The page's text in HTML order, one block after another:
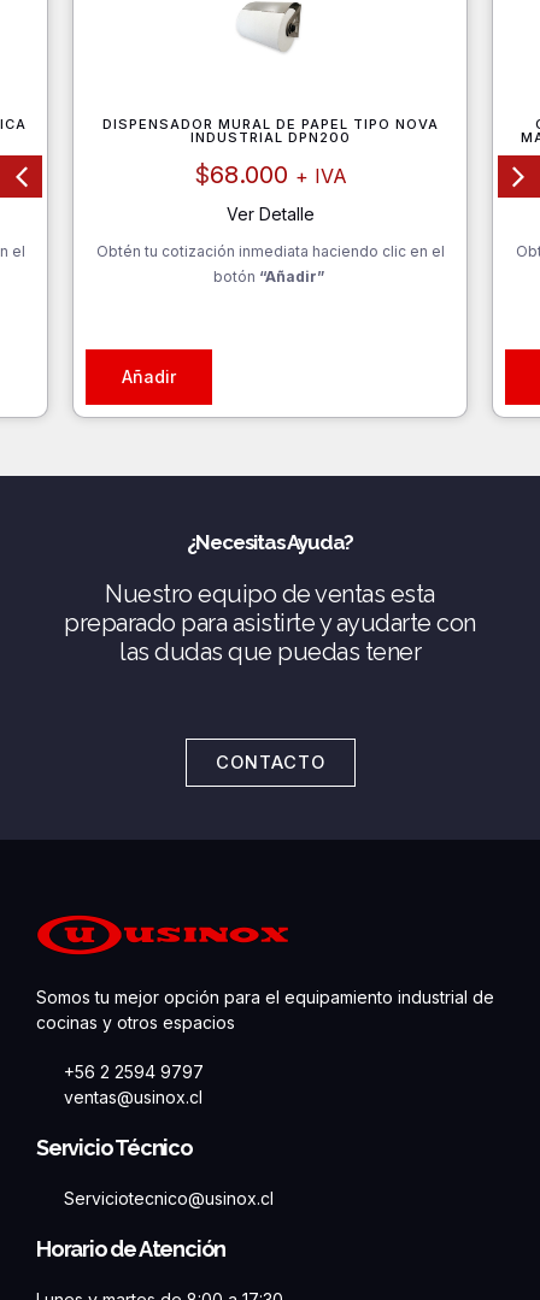
el
DISPENSADOR MURAL DE PAPEL TIPO NOVA
INDUSTRIAL DPN200
$68.000 + IVA
Ver Detalle
Obtén tu cotización inmediata haciendo clic en el
botón “Añadir”
Añadir
¿Necesitas Ayuda?
Nuestro equipo de ventas esta
preparado para asistirte y ayudarte con
las dudas que puedas tener
CONTACTO
Somos tu mejor opción para el equipamiento industrial de
cocinas y otros espacios
+56 2 2594 9797
ventas@usinox.cl
Servicio Técnico
Serviciotecnico@usinox.cl
Horario de Atención